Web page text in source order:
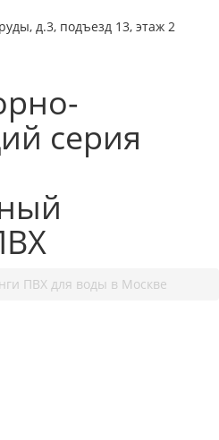
д.3, подъезд 13, этаж 2
серия
ПВХ для воды в Москве